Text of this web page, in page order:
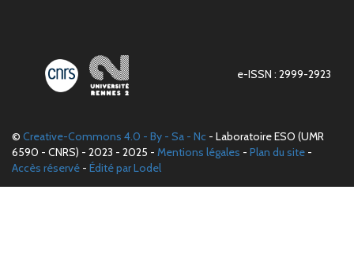
e-ISSN : 2999-2923
© Creative-Commons 4.0 - By - Sa - Nc - Laboratoire ESO (UMR
6590 - CNRS) - 2023 - 2025 - Mentions légales - Plan du site -
Accès réservé - Édité par Lodel